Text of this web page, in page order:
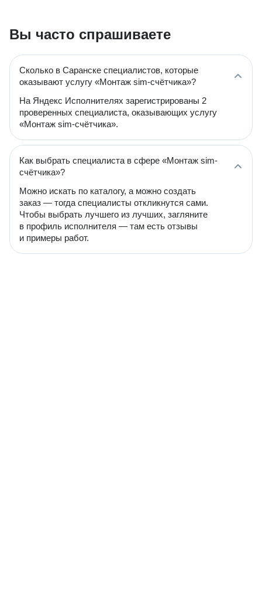
Вы часто спрашиваете
Сколько в Саранске специалистов, которые
оказывают услугу «Монтаж sim-счётчика»?
На Яндекс Исполнителях зарегистрированы 2
проверенных специалиста, оказывающих услугу
«Монтаж sim-счётчика».
Как выбрать специалиста в сфере «Монтаж sim-
счётчика»?
Можно искать по каталогу, а можно создать
заказ — тогда специалисты откликнутся сами.
Чтобы выбрать лучшего из лучших, загляните
в профиль исполнителя — там есть отзывы
и примеры работ.